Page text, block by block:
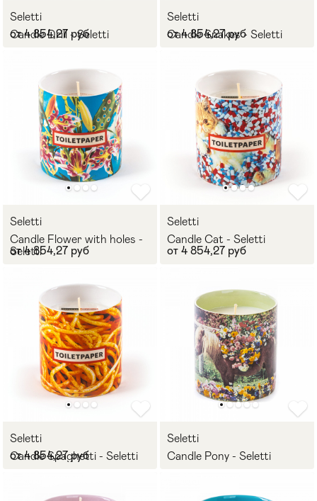
Стулья
Seletti
Candle Drill - Seletti
от 4 854,27 руб
Seletti
Candle Snakes - Seletti
от 4 854,27 руб
Seletti
Candle Flower with holes -
Seletti
от 4 854,27 руб
Seletti
Candle Cat - Seletti
от 4 854,27 руб
Seletti
Candle Spaghetti - Seletti
от 4 854,27 руб
Seletti
Candle Pony - Seletti